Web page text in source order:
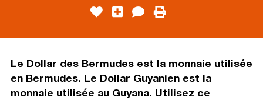
Le Dollar des Bermudes est la monnaie utilisée
en Bermudes. Le Dollar Guyanien est la
monnaie utilisée au Guyana. Utilisez ce